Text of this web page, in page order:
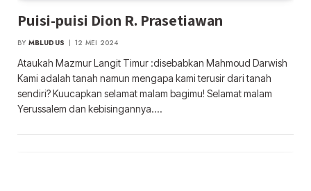
Puisi-puisi Dion R. Prasetiawan
BY MBLUDUS 12 MEI 2024
Ataukah Mazmur Langit Timur :disebabkan Mahmoud Darwish
Kami adalah tanah namun mengapa kami terusir dari tanah
sendiri? Kuucapkan selamat malam bagimu! Selamat malam
Yerussalem dan kebisingannya.…